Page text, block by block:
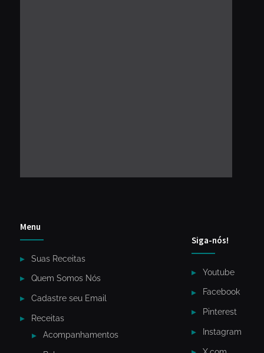
Menu
Suas Receitas
Quem Somos Nós
Cadastre seu Email
Receitas
Acompanhamentos
Siga-nós!
Youtube
Facebook
Pinterest
Instagram